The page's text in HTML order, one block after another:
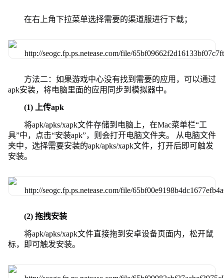
在右上角下拉菜单选择需要的渠道服进行下载；
方法二：如果游戏中心没有找到需要的应用，可以通过
apk安装，将电脑里面的应用同步到模拟器中。
(1) 上传apk
将apk/apks/xapk文件存储到电脑上，在Mac菜单栏“工
具”中，点击“安装apk”，则会打开电脑文件夹。 从电脑文件
夹中，选择需要安装的apk/apks/xapk文件，打开后即可触发
安装。
(2) 拖拽安装
将apk/apks/xapk文件直接拖到安卓设备页面内，松开鼠
标，即可触发安装。